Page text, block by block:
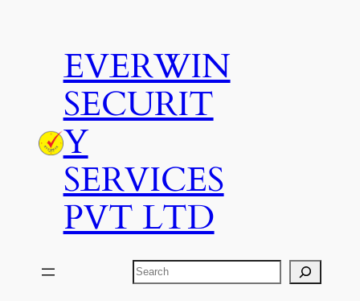
EVERWIN
SECURIT
Y
SERVICES
PVT LTD
Search